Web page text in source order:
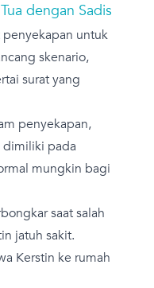
dengan Sadis
untuk
skenario,
surat yang
penyekapan,
dimiliki pada
mungkin bagi
saat salah
jatuh sakit.
Kerstin ke rumah